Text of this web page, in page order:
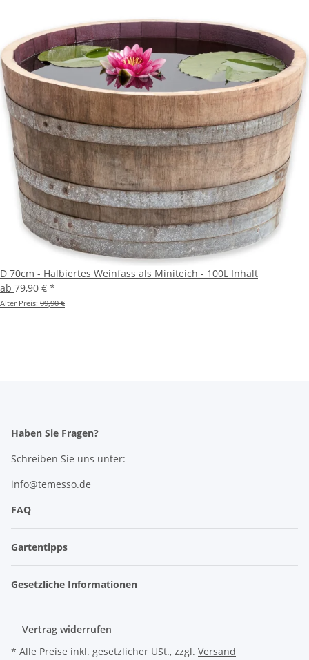
D 70cm - Halbiertes Weinfass als Miniteich - 100L Inhalt
ab 79,90 € *
Alter Preis: 99,90 €
Haben Sie Fragen?
Schreiben Sie uns unter:
info@temesso.de
FAQ
Gartentipps
Gesetzliche Informationen
Vertrag widerrufen
* Alle Preise inkl. gesetzlicher USt., zzgl. Versand